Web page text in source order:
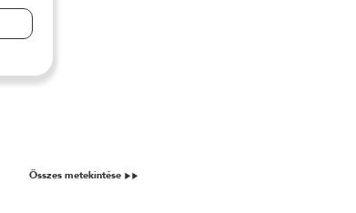
Összes metekintése